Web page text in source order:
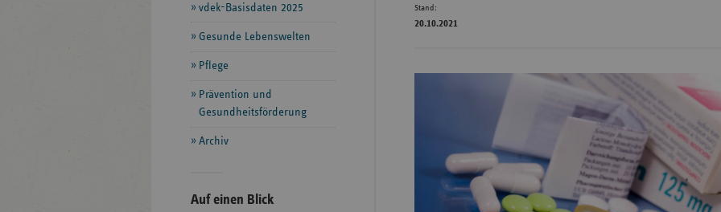
Stand:
20.10.2021
vdek-Basisdaten 2025
Gesunde Lebenswelten
Pflege
Prävention und
Gesundheitsförderung
Archiv
Seitenleiste
Auf einen Blick